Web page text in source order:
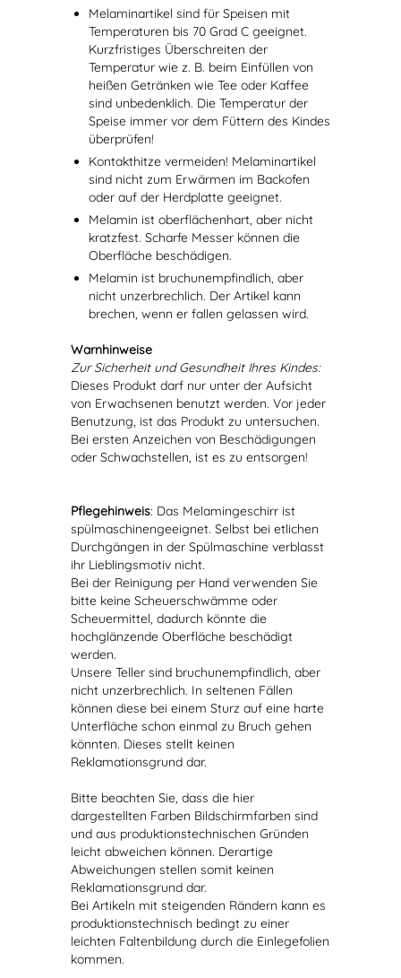
Melaminartikel sind für Speisen mit
Temperaturen bis 70 Grad C geeignet.
Kurzfristiges Überschreiten der
Temperatur wie z. B. beim Einfüllen von
heißen Getränken wie Tee oder Kaffee
sind unbedenklich. Die Temperatur der
Speise immer vor dem Füttern des Kindes
überprüfen!
Kontakthitze vermeiden! Melaminartikel
sind nicht zum Erwärmen im Backofen
oder auf der Herdplatte geeignet.
Melamin ist oberflächenhart, aber nicht
kratzfest. Scharfe Messer können die
Oberfläche beschädigen.
Melamin ist bruchunempfindlich, aber
nicht unzerbrechlich. Der Artikel kann
brechen, wenn er fallen gelassen wird.
Warnhinweise
Zur Sicherheit und Gesundheit Ihres Kindes:
Dieses Produkt darf nur unter der Aufsicht
von Erwachsenen benutzt werden. Vor jeder
Benutzung, ist das Produkt zu untersuchen.
Bei ersten Anzeichen von Beschädigungen
oder Schwachstellen, ist es zu entsorgen!
Pflegehinweis: Das Melamingeschirr ist
spülmaschinengeeignet. Selbst bei etlichen
Durchgängen in der Spülmaschine verblasst
ihr Lieblingsmotiv nicht.
Bei der Reinigung per Hand verwenden Sie
bitte keine Scheuerschwämme oder
Scheuermittel, dadurch könnte die
hochglänzende Oberfläche beschädigt
werden.
Unsere Teller sind bruchunempfindlich, aber
nicht unzerbrechlich. In seltenen Fällen
können diese bei einem Sturz auf eine harte
Unterfläche schon einmal zu Bruch gehen
könnten. Dieses stellt keinen
Reklamationsgrund dar.
Bitte beachten Sie, dass die hier
dargestellten Farben Bildschirmfarben sind
und aus produktionstechnischen Gründen
leicht abweichen können. Derartige
Abweichungen stellen somit keinen
Reklamationsgrund dar.
Bei Artikeln mit steigenden Rändern kann es
produktionstechnisch bedingt zu einer
leichten Faltenbildung durch die Einlegefolien
kommen.